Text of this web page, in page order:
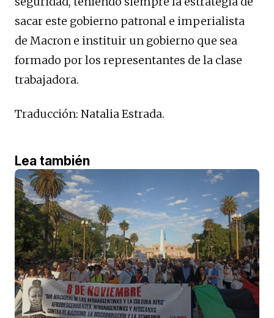
sacar este gobierno patronal e imperialista
de Macron e instituir un gobierno que sea
formado por los representantes de la clase
trabajadora.
Traducción: Natalia Estrada.
Lea también